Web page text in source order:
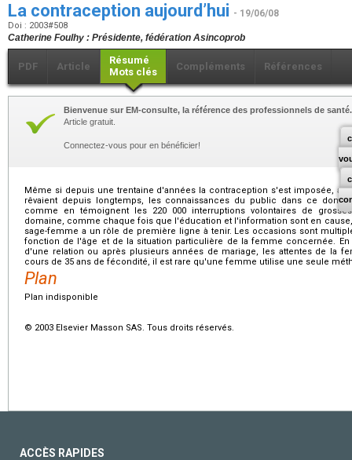
La contraception aujourd’hui - 19/06/08
Doi : 2003#508
Catherine Foulhy : Présidente, fédération Asincoprob
PDF Article
Résumé
Mots clés
Compléments Références
Bienvenue sur EM-consulte, la référence des professionnels de santé.
Article gratuit.
Connectez-vous pour en bénéficier!
Même si depuis une trentaine d'années la contraception s'est imposée,
rêvaient depuis longtemps, les connaissances du public dans ce
comme en témoignent les 220 000 interruptions volontaires de
domaine, comme chaque fois que l'éducation et l'information sont en
sage-femme a un rôle de première ligne à tenir. Les occasions sont
fonction de l'âge et de la situation particulière de la femme concernée.
d'une relation ou après plusieurs années de mariage, les attentes de la
cours de 35 ans de fécondité, il est rare qu'une femme utilise une seule
Plan
Plan indisponible
© 2003 Elsevier Masson SAS. Tous droits réservés.
ACCÈS RAPIDES